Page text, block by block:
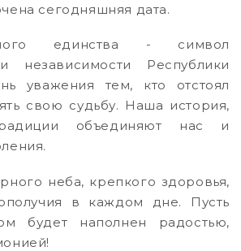
сегодняшняя дата.
единства - символ
независимости Республики
уважения тем, кто отстоял
свою судьбу. Наша история,
объединяют нас и
неба, крепкого здоровья,
в каждом дне. Пусть
будет наполнен радостью,